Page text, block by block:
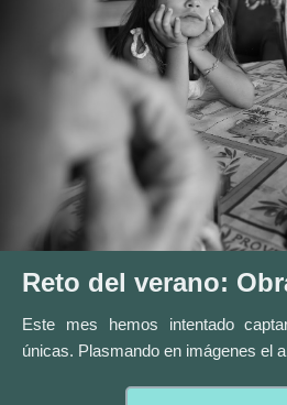
Reto del verano:
Este mes hemos intentado
únicas. Plasmando en imágenes el